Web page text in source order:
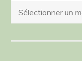
Archives